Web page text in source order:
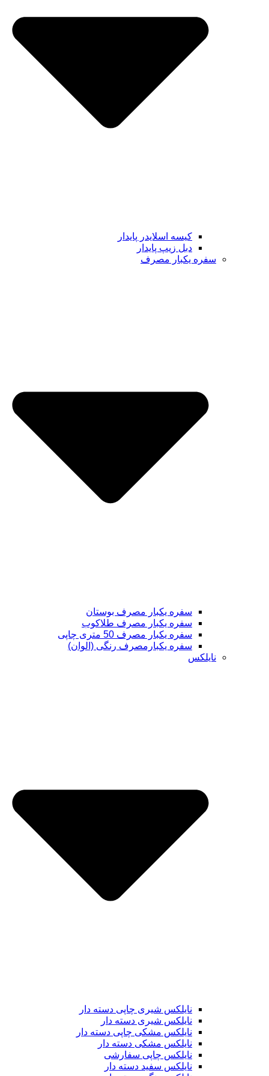
کیسه اسلایدر پایدار
دبل زیپ پایدار
سفره یکبار مصرف
سفره یکبار مصرف بوستان
سفره یکبار مصرف طلاکوب
سفره یکبار مصرف 50 متری چاپی
سفره یکبارمصرف رنگی (الوان)
نایلکس
نایلکس شیری چاپی دسته دار
نایلکس شیری دسته دار
نایلکس مشکی چاپی دسته دار
نایلکس مشکی دسته دار
نایلکس چاپی سفارشی
نایلکس سفید دسته دار